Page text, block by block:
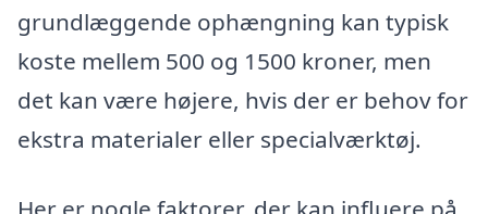
grundlæggende ophængning kan typisk
koste mellem 500 og 1500 kroner, men
det kan være højere, hvis der er behov for
ekstra materialer eller specialværktøj.